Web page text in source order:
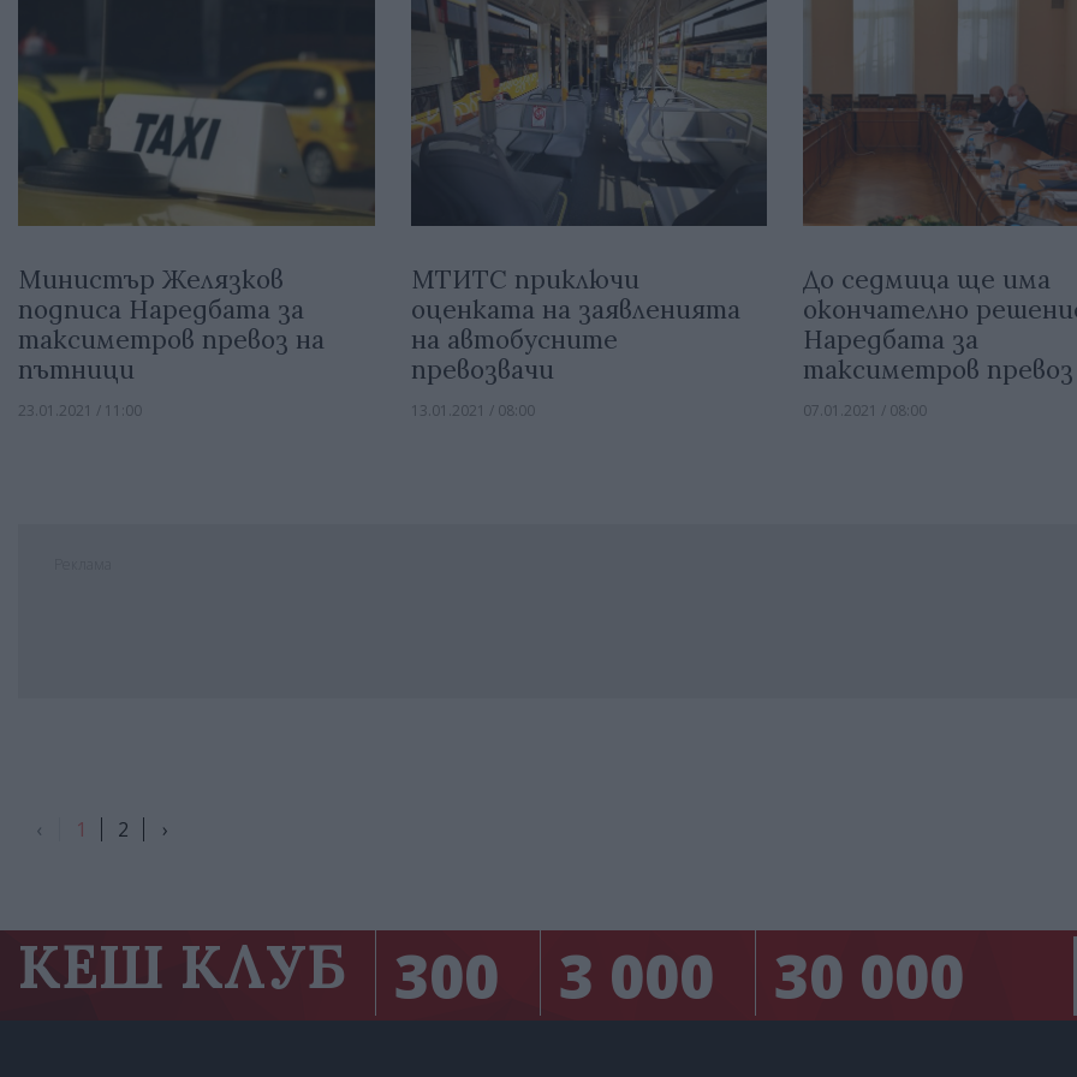
Министър Желязков
подписа Наредбата за
таксиметров превоз на
пътници
23.01.2021 / 11:00
МТИТС приключи
оценката на заявленията
на автобусните
превозвачи
13.01.2021 / 08:00
До седмица ще има
окончателно
Наредбата за
таксиметров превоз
07.01.2021 / 08:00
‹ 1 2 ›
КЕШ КЛУБ 300 3 000 30 000